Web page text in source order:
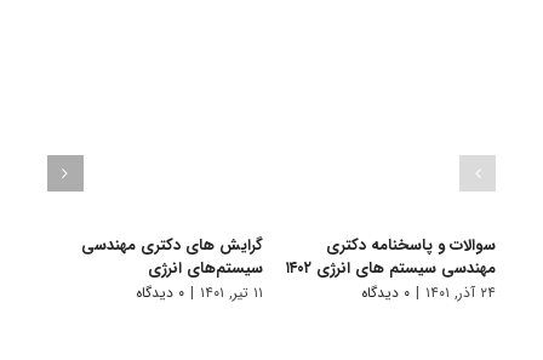
سوالات و پاسخنامه دکتری
مهندسی سیستم های انرژی ۱۴۰۲
۲۴ آذر, ۱۴۰۱ | ۰ دیدگاه
گرایش های دکتری مهندسی
سیستم‌های انرژی
۱۱ تیر, ۱۴۰۱ | ۰ دیدگاه